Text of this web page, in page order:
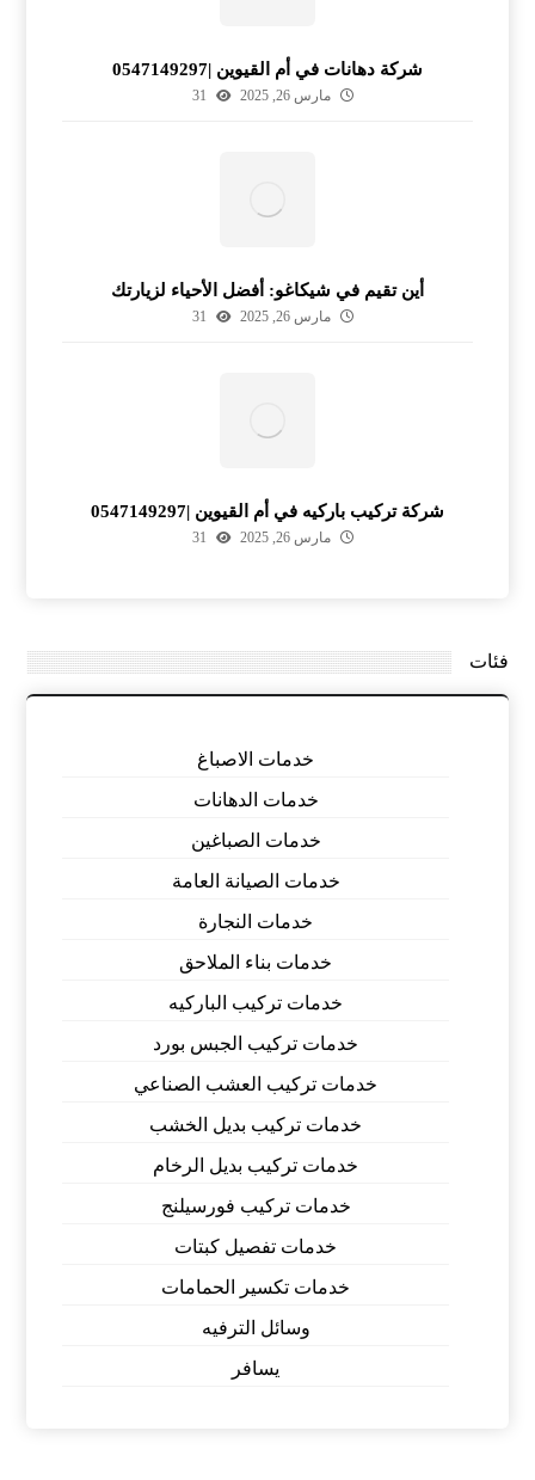
شركة دهانات في أم القيوين |0547149297
مارس 26, 2025 31
أين تقيم في شيكاغو: أفضل الأحياء لزيارتك
مارس 26, 2025 31
شركة تركيب باركيه في أم القيوين |0547149297
مارس 26, 2025 31
فئات
خدمات الاصباغ
خدمات الدهانات
خدمات الصباغين
خدمات الصيانة العامة
خدمات النجارة
خدمات بناء الملاحق
خدمات تركيب الباركيه
خدمات تركيب الجبس بورد
خدمات تركيب العشب الصناعي
خدمات تركيب بديل الخشب
خدمات تركيب بديل الرخام
خدمات تركيب فورسيلنج
خدمات تفصيل كبتات
خدمات تكسير الحمامات
وسائل الترفيه
يسافر